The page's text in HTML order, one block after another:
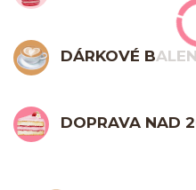
DÁRKOVÉ
DOPRAVA NAD